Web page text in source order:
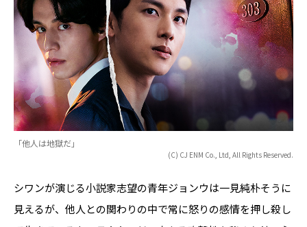
「他人は地獄だ」
(C) CJ ENM Co., Ltd, All Rights Reserved.
シワンが演じる小説家志望の青年ジョンウは一見純朴そうに
見えるが、他人との関わりの中で常に怒りの感情を押し殺し